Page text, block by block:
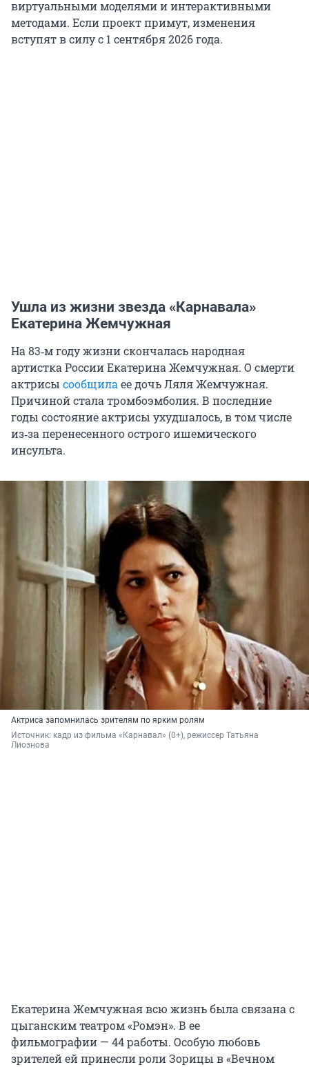
виртуальными моделями и интерактивными
методами. Если проект примут, изменения
вступят в силу с 1 сентября 2026 года.
Ушла из жизни звезда «Карнавала»
Екатерина Жемчужная
На 83‑м году жизни скончалась народная
артистка России Екатерина Жемчужная. О смерти
актрисы сообщилаее дочь Ляля Жемчужная.
Причиной стала тромбоэмболия. В последние
годы состояние актрисы ухудшалось, в том числе
из‑за перенесенного острого ишемического
инсульта.
Актриса запомнилась зрителям по ярким ролям
Источник: кадр из фильма «Карнавал» (0+), режиссер Татьяна
Лиознова
Екатерина Жемчужная всю жизнь была связана с
цыганским театром «Ромэн». В ее
фильмографии — 44 работы. Особую любовь
зрителей ей принесли роли Зорицы в «Вечном